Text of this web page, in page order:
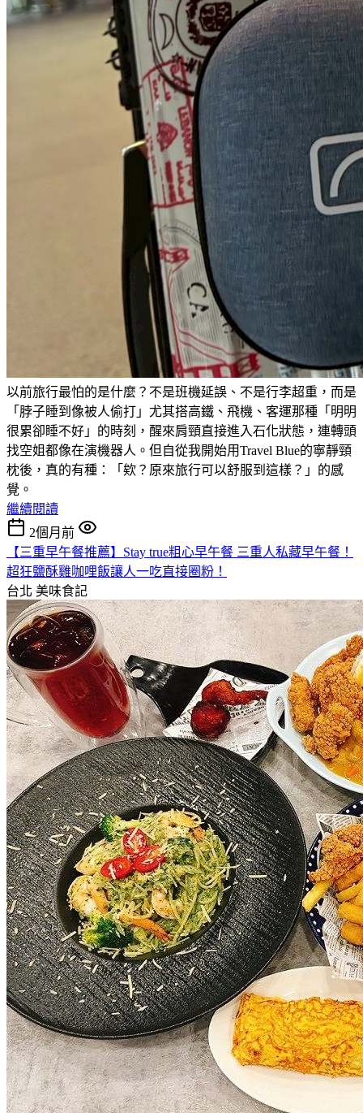
以前旅行最怕的是什麼？不是班機延誤、不是行李超重，而是
「脖子睡到像被人偷打」尤其搭高鐵、飛機、客運那種「明明
很累卻睡不好」的時刻，醒來肩頸直接進入石化狀態，連轉頭
找空姐都像在演機器人。但自從我開始用Travel Blue的寧靜頸
枕後，真的有種：「欸？原來旅行可以舒服到這樣？」的感
覺。
繼續閱讀
2個月前
【三重早午餐推薦】Stay true粗心早午餐 三重人私藏早午餐！
超狂鹽酥雞咖哩飯讓人一吃直接圈粉！
台北 美味食記